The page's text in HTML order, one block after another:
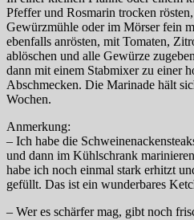
Pfeffer und Rosmarin trocken
Gewürzmühle oder im Mörser fein
ebenfalls anrösten, mit Tomaten,
ablöschen und alle Gewürze
dann mit einem Stabmixer zu einer
Abschmecken. Die Marinade hält
Wochen.
Anmerkung:
– Ich habe die
und dann im Kühlschrank
habe ich noch einmal stark erhitzt
gefüllt. Das ist ein wunderbares
– Wer es schärfer mag, gibt noch